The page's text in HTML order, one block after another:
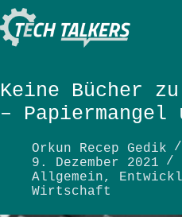
Zum
Inhalt
springen
Keine Bücher
– Papiermangel
Orkun Recep Gedik
9. Dezember 2021
Allgemein,
Wirtschaft